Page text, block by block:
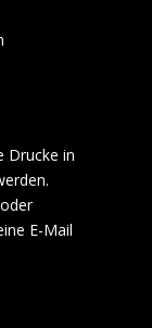
Drucke in
E-Mail